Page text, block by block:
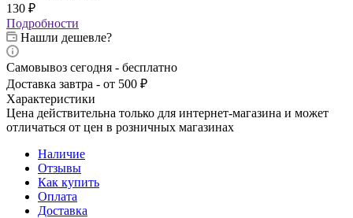
130 ₽
Подробности
Нашли дешевле?
Самовывоз сегодня - бесплатно
Доставка завтра - от 500 ₽
Характеристики
Цена действительна только для интернет-магазина и может
отличаться от цен в розничных магазинах
Наличие
Отзывы
Как купить
Оплата
Доставка